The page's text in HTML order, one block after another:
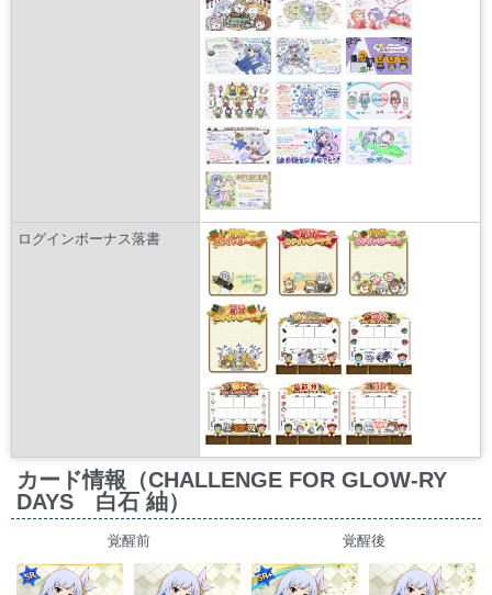
ログインボーナス落書
カード情報（CHALLENGE FOR GLOW-RY
DAYS 白石 紬）
覚醒前 覚醒後